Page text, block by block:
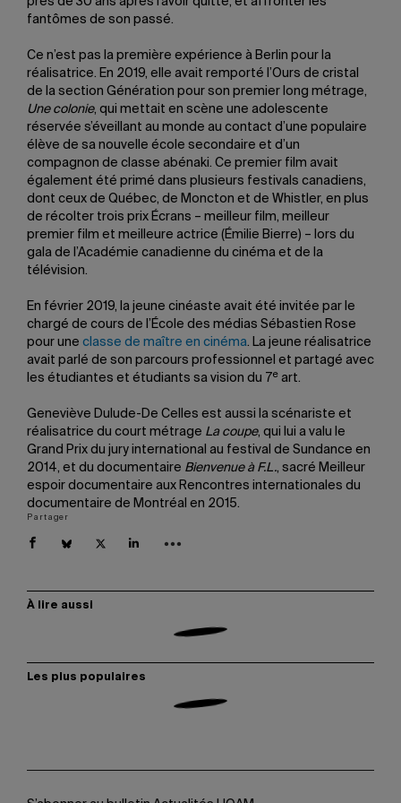
fantômes de son passé.
Ce n’est pas la première expérience à Berlin pour la
réalisatrice. En 2019, elle avait remporté l’Ours de cristal
de la section Génération pour son premier long métrage,
Une colonie, qui mettait en scène une adolescente
réservée s’éveillant au monde au contact d’une populaire
élève de sa nouvelle école secondaire et d’un
compagnon de classe abénaki. Ce premier film avait
également été primé dans plusieurs festivals canadiens,
dont ceux de Québec, de Moncton et de Whistler, en plus
de récolter trois prix Écrans – meilleur film, meilleur
premier film et meilleure actrice (Émilie Bierre) – lors du
gala de l’Académie canadienne du cinéma et de la
télévision.
En février 2019, la jeune cinéaste avait été invitée par le
chargé de cours de l’École des médias Sébastien Rose
pour une classe de maître en cinéma. La jeune réalisatrice
avait parlé de son parcours professionnel et partagé avec
les étudiantes et étudiants sa vision du 7 e art.
Geneviève Dulude-De Celles est aussi la scénariste et
réalisatrice du court métrage La coupe, qui lui a valu le
Grand Prix du jury international au festival de Sundance en
2014, et du documentaire Bienvenue à F.L., sacré Meilleur
espoir documentaire aux Rencontres internationales du
documentaire de Montréal en 2015.
Partager
À lire aussi
Les plus populaires